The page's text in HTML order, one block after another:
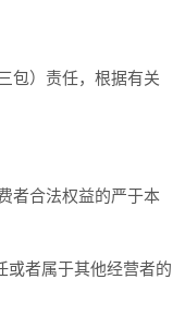
包）责任，根据有关
者合法权益的严于本
或者属于其他经营者的